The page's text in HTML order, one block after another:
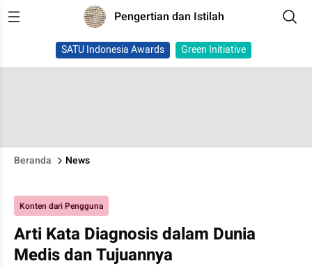
Pengertian dan Istilah
SATU Indonesia Awards Green Initiative
Beranda News
Konten dari Pengguna
Arti Kata Diagnosis dalam Dunia
Medis dan Tujuannya